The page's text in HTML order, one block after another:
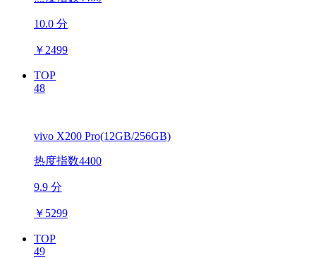
10.0 分
￥ 2499
TOP
48
vivo X200 Pro(12GB/256GB)
热度指数4400
9.9 分
￥ 5299
TOP
49